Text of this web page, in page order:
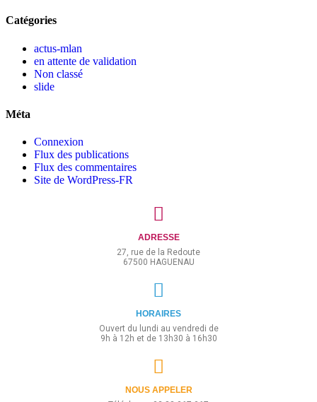
Catégories
actus-mlan
en attente de validation
Non classé
slide
Méta
Connexion
Flux des publications
Flux des commentaires
Site de WordPress-FR
ADRESSE
27, rue de la Redoute
67500 HAGUENAU
HORAIRES
Ouvert du lundi au vendredi de
9h à 12h et de 13h30 à 16h30
NOUS APPELER